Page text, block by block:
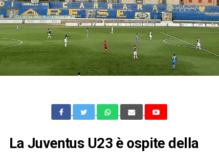
La Juventus U23 è ospite della